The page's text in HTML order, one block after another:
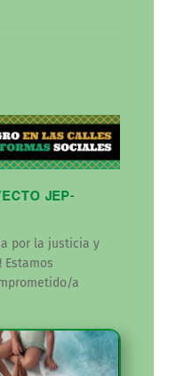
JEP-
por la justicia y
Estamos
a